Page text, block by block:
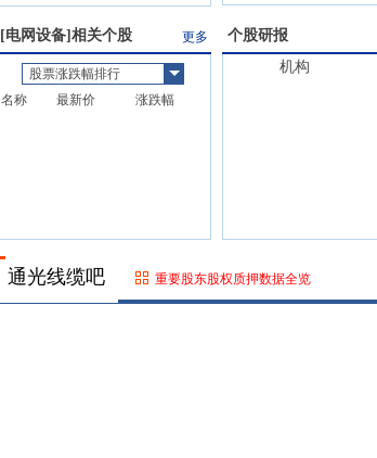
[电网设备]相关个股 更多
股票涨跌幅排行
名称
最新价 涨跌幅
个股研报
机构
通光线缆吧 重要股东股权质押数据全览